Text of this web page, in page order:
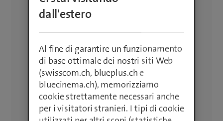
dall'estero
Al fine di garantire un funzionamento
di base ottimale dei nostri siti Web
(swisscom.ch, blueplus.ch e
bluecinema.ch), memorizziamo
cookie strettamente necessari anche
per i visitatori stranieri. I tipi di cookie